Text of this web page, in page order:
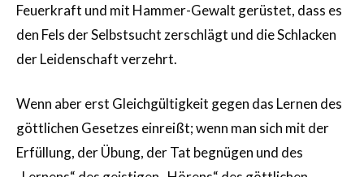
Feuerkraft und mit Hammer-Gewalt gerüstet, dass es
den Fels der Selbstsucht zerschlägt und die Schlacken
der Leidenschaft verzehrt.
Wenn aber erst Gleichgültigkeit gegen das Lernen des
göttlichen Gesetzes einreißt; wenn man sich mit der
Erfüllung, der Übung, der Tat begnügen und des